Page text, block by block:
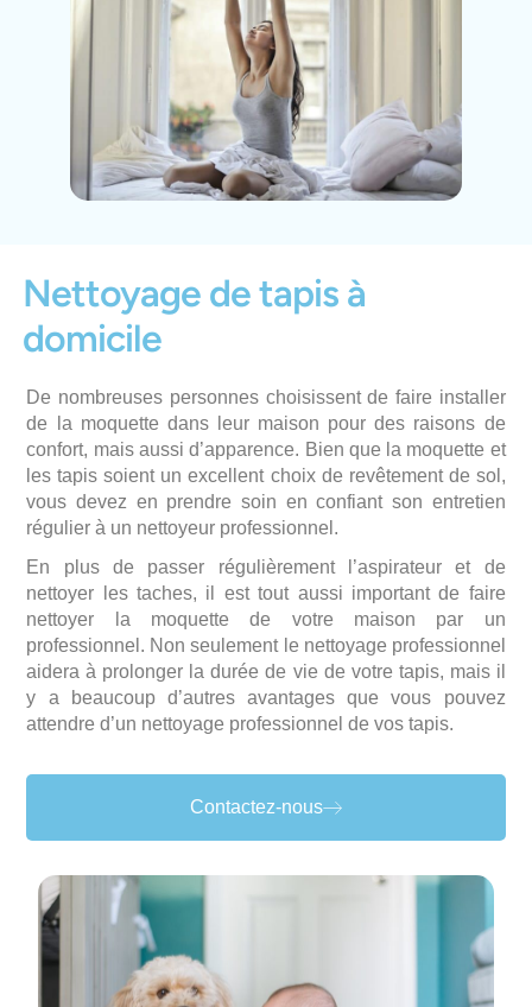
Nettoyage de tapis à
domicile
De nombreuses personnes choisissent de faire installer
de la moquette dans leur maison pour des raisons de
confort, mais aussi d’apparence. Bien que la moquette et
les tapis soient un excellent choix de revêtement de sol,
vous devez en prendre soin en confiant son entretien
régulier à un nettoyeur professionnel.
En plus de passer régulièrement l’aspirateur et de
nettoyer les taches, il est tout aussi important de faire
nettoyer la moquette de votre maison par un
professionnel. Non seulement le nettoyage professionnel
aidera à prolonger la durée de vie de votre tapis, mais il
y a beaucoup d’autres avantages que vous pouvez
attendre d’un nettoyage professionnel de vos tapis.
Contactez-nous